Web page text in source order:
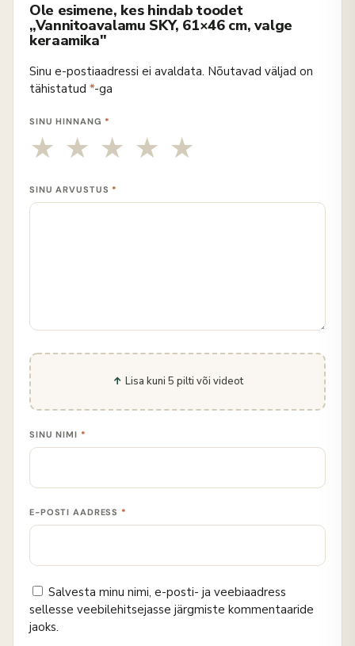
Ole esimene, kes hindab toodet
„Vannitoavalamu SKY, 61×46 cm, valge
keraamika"
Sinu e-postiaadressi ei avaldata. Nõutavad väljad on
tähistatud *-ga
SINU HINNANG *
SINU ARVUSTUS *
Lisa kuni 5 pilti või videot
SINU NIMI *
E-POSTI AADRESS *
Salvesta minu nimi, e-posti- ja veebiaadress
sellesse veebilehitsejasse järgmiste kommentaaride
jaoks.